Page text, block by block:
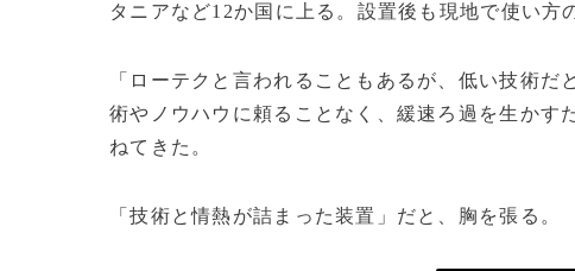
タニアなど12か国に上る。設置後も現地で使い方
「ローテクと言われることもあるが、低い技術
術やノウハウに頼ることなく、緩速ろ過を生かす
ねてきた。
「技術と情熱が詰まった装置」だと、胸を張る。